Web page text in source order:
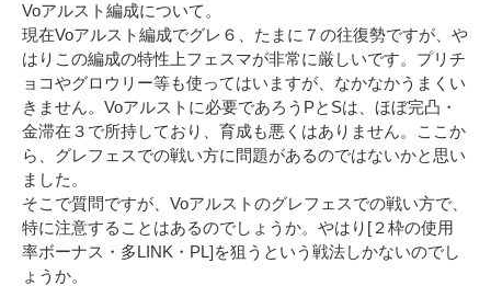
Voアルスト編成について。
現在Voアルスト編成でグレ６、たまに７の往復勢ですが、や
はりこの編成の特性上フェスマが非常に厳しいです。プリチ
ョコやグロウリー等も使ってはいますが、なかなかうまくい
きません。Voアルストに必要であろうPとSは、ほぼ完凸・
金滞在３で所持しており、育成も悪くはありません。ここか
ら、グレフェスでの戦い方に問題があるのではないかと思い
ました。
そこで質問ですが、Voアルストのグレフェスでの戦い方で、
特に注意することはあるのでしょうか。やはり[２枠の使用
率ボーナス・多LINK・PL]を狙うという戦法しかないのでし
ょうか。